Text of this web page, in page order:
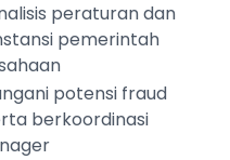
peraturan dan
pemerintah
potensi fraud
berkoordinasi